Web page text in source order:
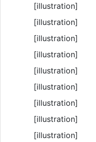
[illustration]
[illustration]
[illustration]
[illustration]
[illustration]
[illustration]
[illustration]
[illustration]
[illustration]